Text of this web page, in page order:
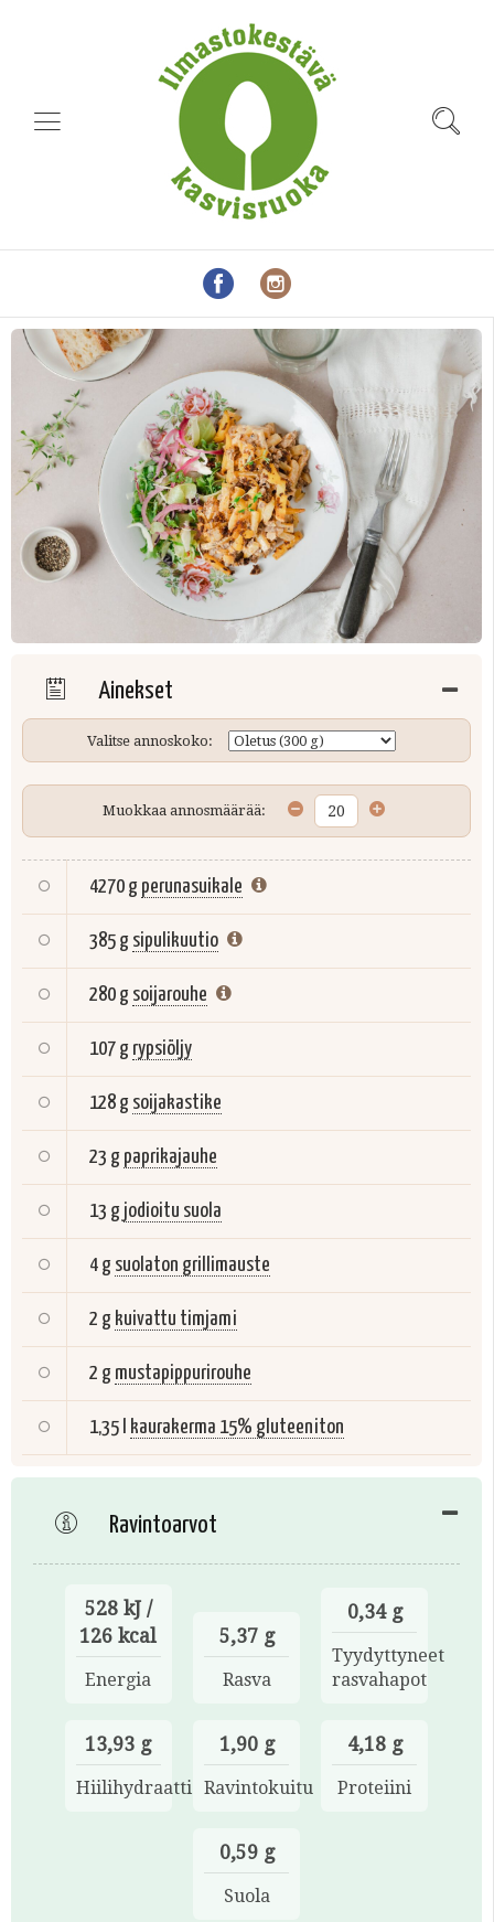
Ainekset
Valitse annoskoko:
Muokkaa annosmäärää:
4270 g perunasuikale
385 g sipulikuutio
280 g soijarouhe
107 g rypsiöljy
128 g soijakastike
23 g paprikajauhe
13 g jodioitu suola
4 g suolaton grillimauste
2 g kuivattu timjami
2 g mustapippurirouhe
1,35 l kaurakerma 15% gluteeniton
Ravintoarvot
528 kJ /
126 kcal
Energia
5,37 g
Rasva
0,34 g
Tyydyttyneet
rasvahapot
13,93 g
Hiilihydraatti
1,90 g
Ravintokuitu
4,18 g
Proteiini
0,59 g
Suola